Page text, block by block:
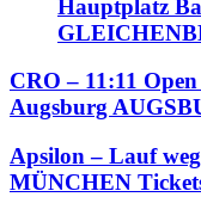
Hauptplatz
CRO – 11:11
Augsburg
Apsilon – Lauf
MÜNCHEN